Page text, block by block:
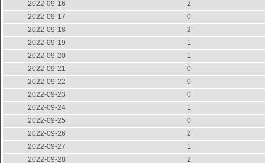
2022-09-16
2
2022-09-17
0
2022-09-18
2
2022-09-19
1
2022-09-20
1
2022-09-21
0
2022-09-22
0
2022-09-23
0
2022-09-24
1
2022-09-25
0
2022-09-26
2
2022-09-27
1
2022-09-28
2